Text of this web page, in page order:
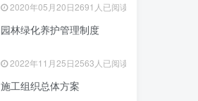
2020年05月20日2691人已阅读
园林绿化养护管理制度
2022年11月25日2563人已阅读
施工组织总体方案